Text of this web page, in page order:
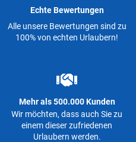
Echte Bewertungen
Alle unsere Bewertungen sind zu
100% von echten Urlaubern!
Mehr als 500.000 Kunden
Wir möchten, dass auch Sie zu
einem dieser zufriedenen
Urlaubern werden.